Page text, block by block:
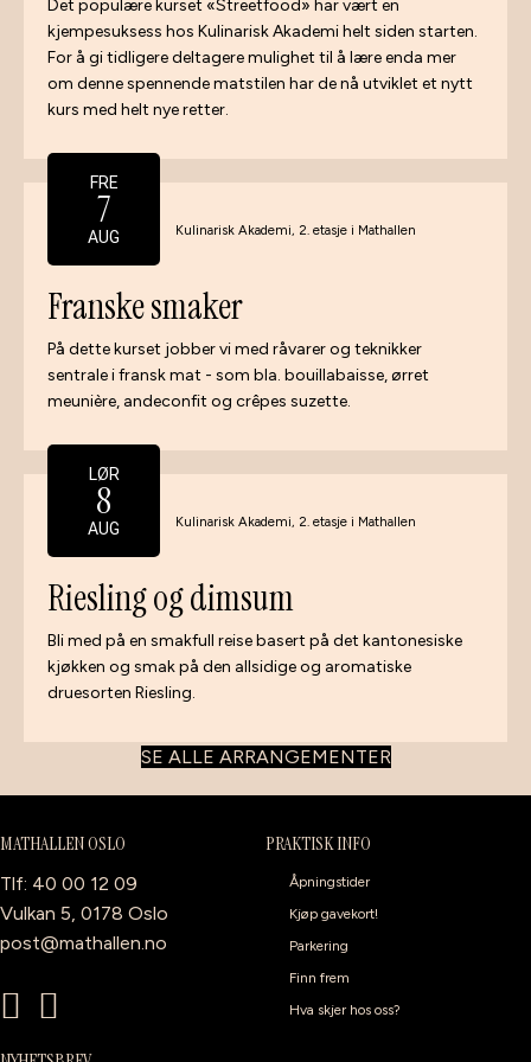
Det populære kurset «Streetfood» har vært en
kjempesuksess hos Kulinarisk Akademi helt siden starten.
For å gi tidligere deltagere mulighet til å lære enda mer
om denne spennende matstilen har de nå utviklet et nytt
kurs med helt nye retter.
FRE
7
AUG Kulinarisk Akademi, 2. etasje i Mathallen
Franske smaker
På dette kurset jobber vi med råvarer og teknikker
sentrale i fransk mat - som bla. bouillabaisse, ørret
meunière, andeconfit og crêpes suzette.
LØR
8
AUG Kulinarisk Akademi, 2. etasje i Mathallen
Riesling og dimsum
Bli med på en smakfull reise basert på det kantonesiske
kjøkken og smak på den allsidige og aromatiske
druesorten Riesling.
SE ALLE ARRANGEMENTER
MATHALLEN OSLO
Tlf: 40 00 12 09
Vulkan 5, 0178 Oslo
post@mathallen.no
PRAKTISK INFO
Åpningstider
Kjøp gavekort!
Parkering
Finn frem
Hva skjer hos oss?